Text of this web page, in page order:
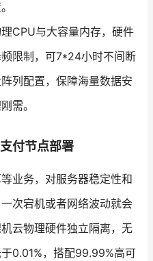
CPU与大容量内存，硬件
限制，可7*24小时不间断
列配置，保障海量数据安
需。
付节点部署
业务，对服务器稳定性和
次宕机或者网络波动就会
云物理硬件独立隔离，无
0.01%，搭配99.99%高可